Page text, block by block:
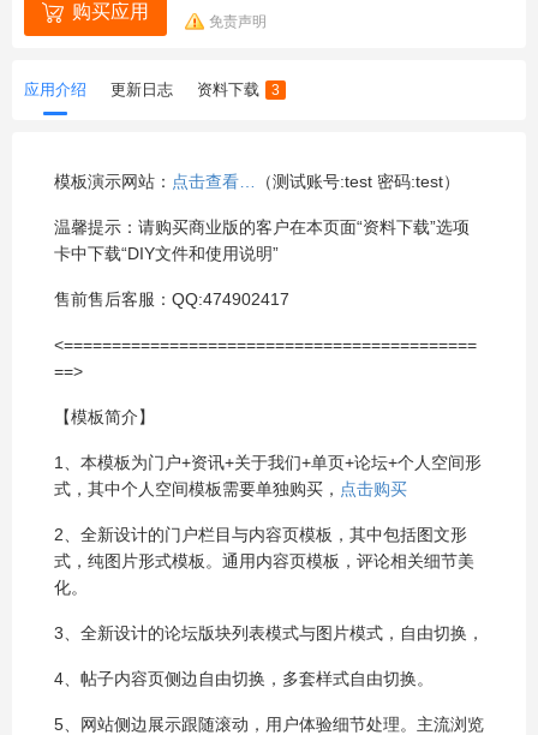
购买应用 免责声明
应用介绍 更新日志 资料下载 3
模板演示网站： 点击查看… （测试账号:test 密码:test）
温馨提示：请购买商业版的客户在本页面“资料下载”选项
卡中下载“DIY文件和使用说明”
售前售后客服：QQ:474902417
<===========================================
==>
【模板简介】
1、本模板为门户+资讯+关于我们+单页+论坛+个人空间形
式，其中个人空间模板需要单独购买， 点击购买
2、全新设计的门户栏目与内容页模板，其中包括图文形
式，纯图片形式模板。通用内容页模板，评论相关细节美
化。
3、全新设计的论坛版块列表模式与图片模式，自由切换，
4、帖子内容页侧边自由切换，多套样式自由切换。
5、网站侧边展示跟随滚动，用户体验细节处理。主流浏览